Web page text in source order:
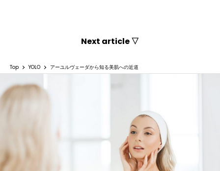
Next article ▽
Top YOLO アーユルヴェーダから知る美肌への近道